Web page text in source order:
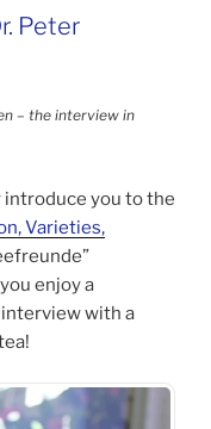
Peter
– the interview in
introduce you to the
Varieties,
enjoy a
with a